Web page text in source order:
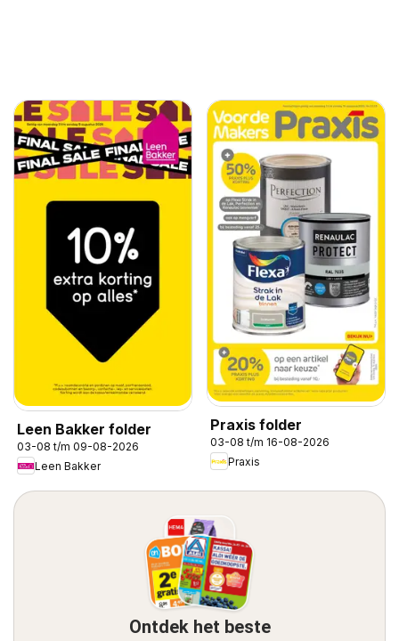
Leen Bakker folder
03-08 t/m 09-08-2026
Leen Bakker
Praxis folder
03-08 t/m 16-08-2026
Praxis
Ontdek het beste